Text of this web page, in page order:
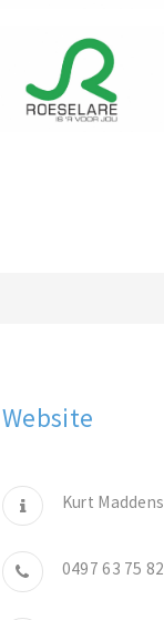
Website
Kurt Maddens
0497 63 75 82